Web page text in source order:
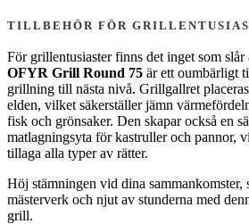
TILLBEHÖR FÖR
För grillentusiaster finns det inget som
OFYR Grill Round 75 är ett oumbärligt
grillning till nästa nivå. Grillgallret
elden, vilket säkerställer jämn
fisk och grönsaker. Den skapar också en
matlagningsyta för kastruller och pannor,
tillaga alla typer av rätter.
Höj stämningen vid dina sammankomster,
mästerverk och njut av stunderna med
grill.